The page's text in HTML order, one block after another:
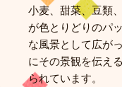
小麦、甜菜、豆類
が色とりどりのパ
な風景として広が
にその景観を伝え
られています。